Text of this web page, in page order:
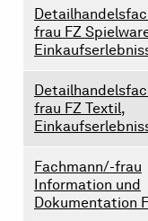
frau FZ
frau FZ Textil,
Fachmann/-frau
Information und
Dokumentation